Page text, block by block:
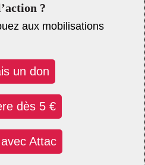
?
aux mobilisations
un don
dès 5 €
avec Attac